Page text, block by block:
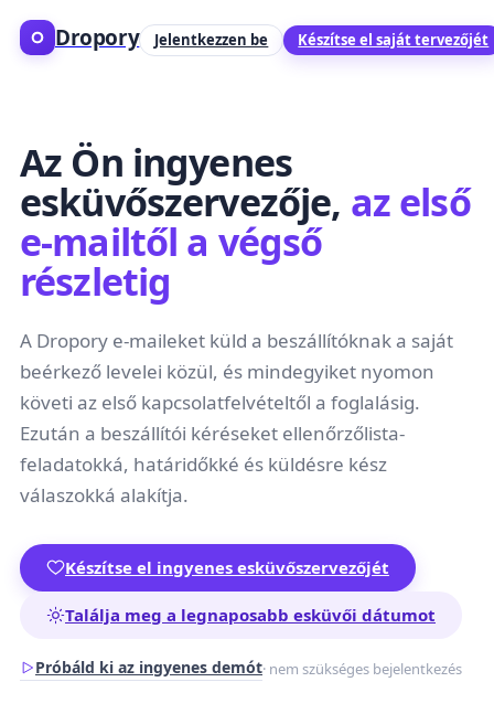
Dropory Jelentkezzen be Készítse el saját tervezőjét
Az Ön ingyenes
esküvőszervezője, az első
e-mailtől a végső
részletig
A Dropory e-maileket küld a beszállítóknak a saját
beérkező levelei közül, és mindegyiket nyomon
követi az első kapcsolatfelvételtől a foglalásig.
Ezután a beszállítói kéréseket ellenőrzőlista-
feladatokká, határidőkké és küldésre kész
válaszokká alakítja.
Készítse el ingyenes esküvőszervezőjét
Találja meg a legnaposabb esküvői dátumot
Próbáld ki az ingyenes demót· nem szükséges bejelentkezés